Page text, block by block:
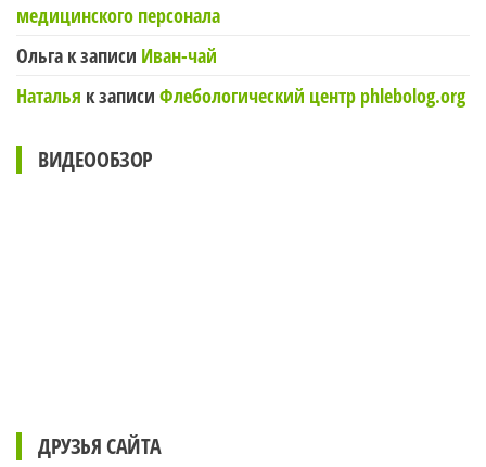
медицинского персонала
Ольга к записи Иван-чай
Наталья к записи Флебологический центр phlebolog.org
ВИДЕООБЗОР
ДРУЗЬЯ САЙТА